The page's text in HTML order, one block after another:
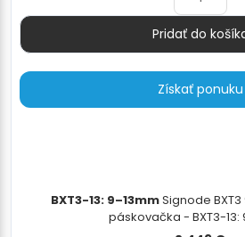
Pridať do
Získať ponuku
BXT3-13: 9–13mmSignode
páskovačka - BXT3-13: